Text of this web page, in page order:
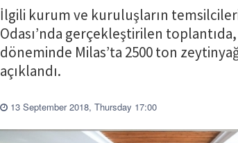
İlgili kurum ve kuruluşların
Odası’nda gerçekleştirilen
döneminde Milas’ta 2500 ton
açıklandı.
13 September 2018, Thursday 17:00